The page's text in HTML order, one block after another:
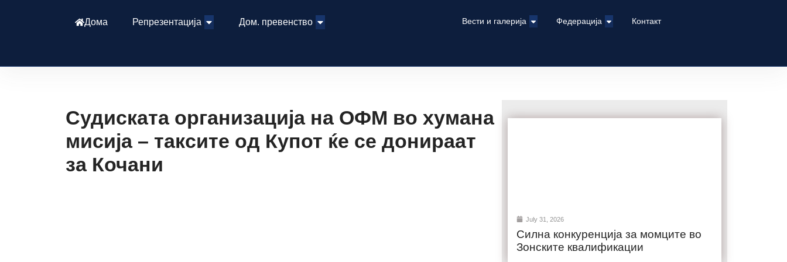
Дома Репрезентација Дом. превенство Вести и галерија Федерација Контакт
Судиската организација на ОФМ во хумана
мисија – таксите од Купот ќе се донираат
за Кочани
July 31, 2026
Силна конкуренција за момците во
Зонските квалификации